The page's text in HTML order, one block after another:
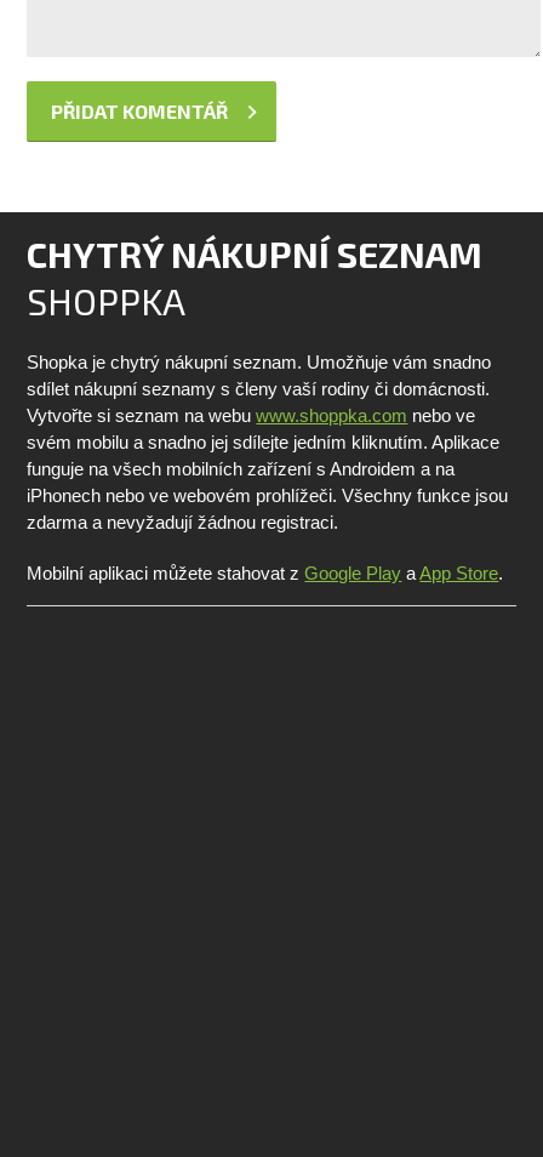
CHYTRÝ NÁKUPNÍ SEZNAM
SHOPPKA
Shopka je chytrý nákupní seznam. Umožňuje vám snadno
sdílet nákupní seznamy s členy vaší rodiny či domácnosti.
Vytvořte si seznam na webuwww.shoppka.com nebo ve
svém mobilu a snadno jej sdílejte jedním kliknutím. Aplikace
funguje na všech mobilních zařízení s Androidem a na
iPhonech nebo ve webovém prohlížeči. Všechny funkce jsou
zdarma a nevyžadují žádnou registraci.
Mobilní aplikaci můžete stahovat zGoogle Play aApp Store.